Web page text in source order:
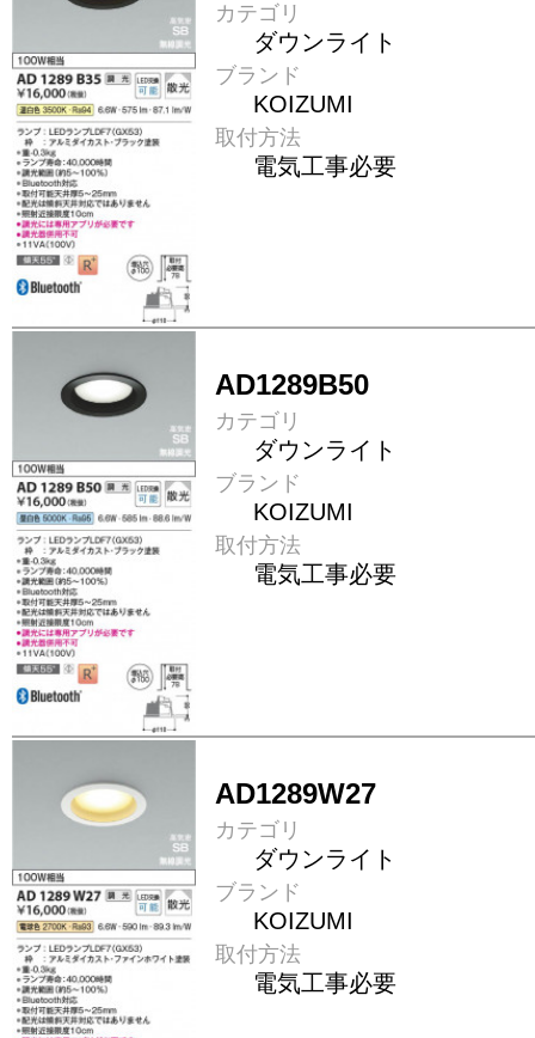
カテゴリ
ダウンライト
ブランド
KOIZUMI
取付方法
電気工事必要
AD1289B50
カテゴリ
ダウンライト
ブランド
KOIZUMI
取付方法
電気工事必要
AD1289W27
カテゴリ
ダウンライト
ブランド
KOIZUMI
取付方法
電気工事必要